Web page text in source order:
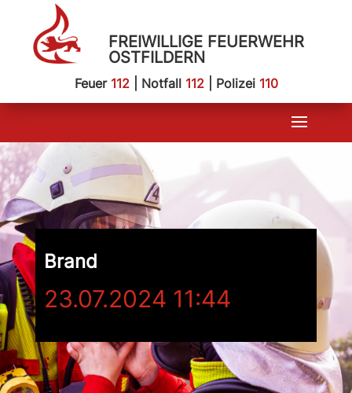
FREIWILLIGE FEUERWEHR
OSTFILDERN
Feuer 112| Notfall 112| Polizei 110
Brand
23.07.2024 11:44